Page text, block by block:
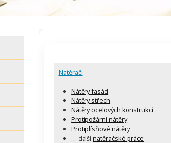
Natěrači
Nátěry fasád
Nátěry střech
Nátěry ocelových konstrukcí
Protipožární nátěry
Protiplísňové nátěry
… dalšínatěračské práce